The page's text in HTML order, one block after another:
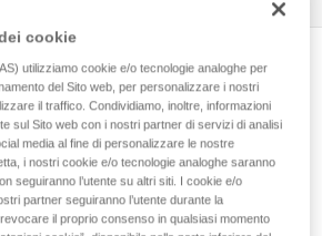
per quali utilizzi?
cookie
utilizziamo cookie e/o tecnologie analoghe per
del Sito web, per personalizzare i nostri
il traffico. Condividiamo, inoltre, informazioni
sul Sito web con i nostri partner di servizi di analisi
media al fine di personalizzare le nostre
i nostri cookie e/o tecnologie analoghe saranno
seguiranno l’utente su altri siti. I cookie e/o
partner seguiranno l’utente durante la
il proprio consenso in qualsiasi momento